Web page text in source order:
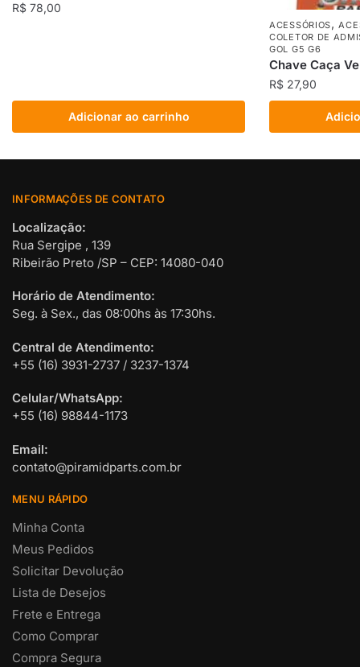
R$ 78,00
Adicionar ao carrinho
ACESSÓRIOS,
COLETOR DE
GOL G5 G6
Chave Caça
R$ 27,90
INFORMAÇÕES DE CONTATO
Localização:
Rua Sergipe , 139
Ribeirão Preto /SP – CEP: 14080-040
Horário de Atendimento:
Seg. à Sex., das 08:00hs às 17:30hs.
Central de Atendimento:
+55 (16) 3931-2737 / 3237-1374
Celular/WhatsApp:
+55 (16) 98844-1173
Email:
contato@piramidparts.com.br
MENU RÁPIDO
Minha Conta
Meus Pedidos
Solicitar Devolução
Lista de Desejos
Frete e Entrega
Como Comprar
Compra Segura